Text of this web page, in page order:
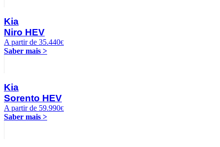
Kia
Niro HEV
A partir de 35.440€
Saber mais >
Kia
Sorento HEV
A partir de 59.990€
Saber mais >